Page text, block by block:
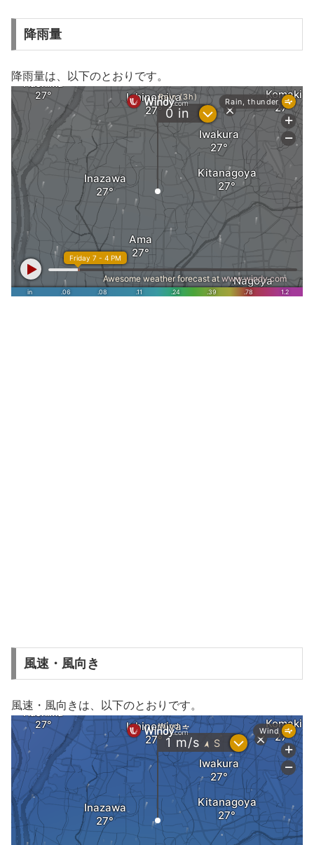
降雨量
降雨量は、以下のとおりです。
風速・風向き
風速・風向きは、以下のとおりです。